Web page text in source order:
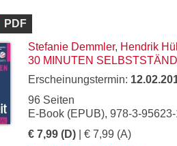
PDF
Stefanie Demmler, Hendrik
30 MINUTEN
Erscheinungstermin:
96 Seiten
E-Book (EPUB), 978-3-
€ 7,99 (D) | € 7,99 (A)